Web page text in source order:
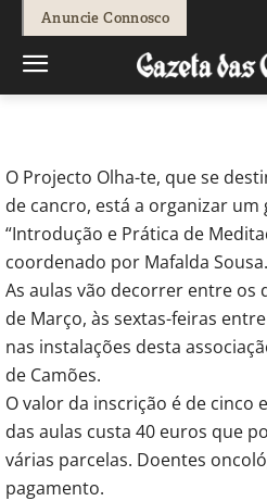
Anuncie Connosco
Redação - 11 de Janeiro, 2013
O Projecto Olha-te, que se
de cancro, está a organizar um
“Introdução e Prática de
coordenado por Mafalda Sousa.
As aulas vão decorrer entre os
de Março, às sextas-feiras
nas instalações desta
de Camões.
O valor da inscrição é de cinco
das aulas custa 40 euros que
várias parcelas. Doentes
pagamento.